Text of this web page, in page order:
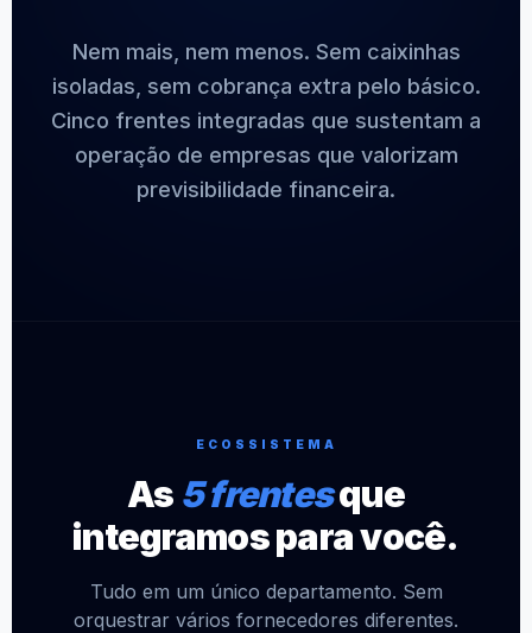
Nem mais, nem menos. Sem caixinhas
isoladas, sem cobrança extra pelo básico.
Cinco frentes integradas que sustentam a
operação de empresas que valorizam
previsibilidade financeira.
ECOSSISTEMA
As 5 frentesque
integramos para você.
Tudo em um único departamento. Sem
orquestrar vários fornecedores diferentes.